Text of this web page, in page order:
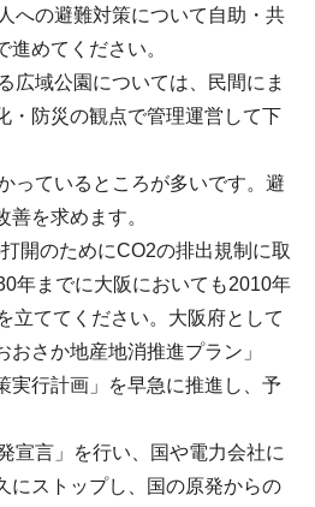
への避難対策について自助・共
進めてください。
広域公園については、民間にま
・防災の観点で管理運営して下
っているところが多いです。避
を求めます。
開のためにCO2の排出規制に取
年までに大阪においても2010年
立ててください。大阪府として
さか地産地消推進プラン」
実行計画」を早急に推進し、予
宣言」を行い、国や電力会社に
にストップし、国の原発からの